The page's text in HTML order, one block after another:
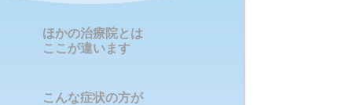
ほかの治療院とは
ここが違います
こんな症状の方が